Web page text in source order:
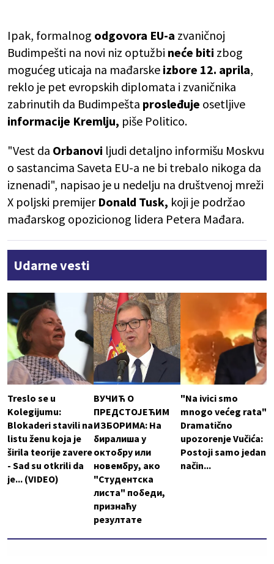
Ipak, formalnog odgovora EU-a zvaničnoj
Budimpešti na novi niz optužbi neće biti zbog
mogućeg uticaja na mađarske izbore 12. aprila,
reklo je pet evropskih diplomata i zvaničnika
zabrinutih da Budimpešta prosleđuje osetljive
informacije Kremlju, piše Politico.
"Vest da Orbanovi ljudi detaljno informišu Moskvu
o sastancima Saveta EU-a ne bi trebalo nikoga da
iznenadi", napisao je u nedelju na društvenoj mreži
X poljski premijerDonald Tusk, koji je podržao
mađarskog opozicionog lidera Petera Mađara.
Udarne vesti
Treslo se u
Kolegijumu:
Blokaderi stavili na
listu ženu koja je
širila teorije zavere
- Sad su otkrili da
je... (VIDEO)
ВУЧИЋ О
ПРЕДСТОЈЕЋИМ
ИЗБОРИМА: На
биралиша у
октобру или
новембру, ако
"Студентска
листа" победи,
признаћу
резултате
"Na ivici smo
mnogo većeg rata"
Dramatično
upozorenje Vučića:
Postoji samo jedan
način...